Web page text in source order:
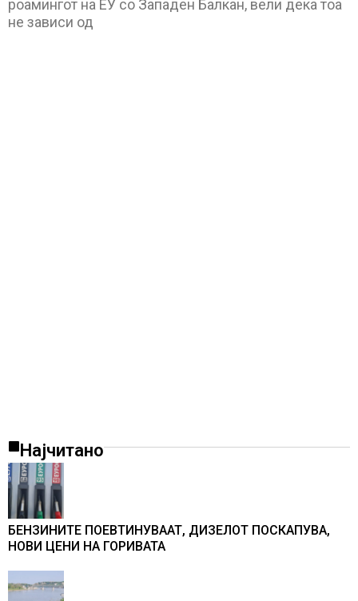
роамингот на ЕУ со Западен Балкан, вели дека тоа
не зависи од
Најчитано
БЕНЗИНИТЕ ПОЕВТИНУВААТ, ДИЗЕЛОТ ПОСКАПУВА,
НОВИ ЦЕНИ НА ГОРИВАТА